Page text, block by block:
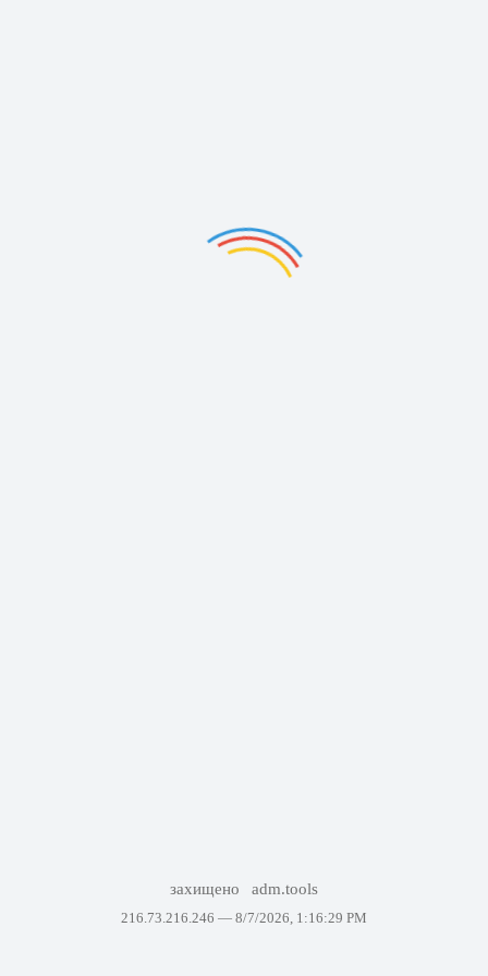
захищено adm.tools
216.73.216.246 — 8/7/2026, 1:16:29 PM